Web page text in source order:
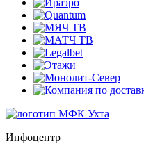
Инфоцентр